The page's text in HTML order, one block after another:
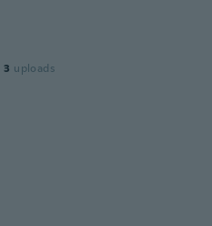
3 uploads